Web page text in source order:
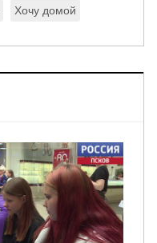
Хочу домой